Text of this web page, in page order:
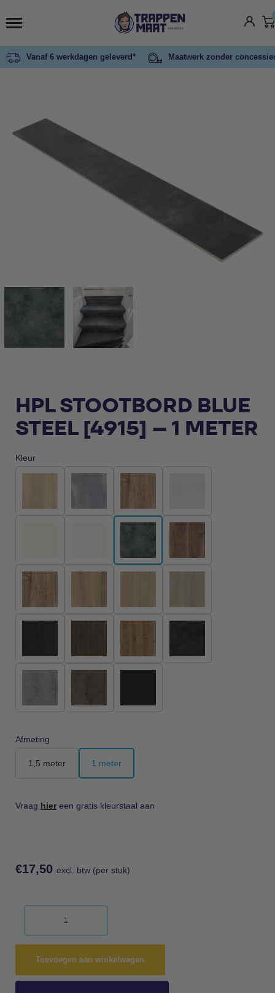
Vanaf 6 werkdagen geleverd* Maatwerk zonder
HPL STOOTBORD BLUE
STEEL [4915] – 1 METER
Kleur
Afmeting
1,5 meter 1 meter
Vraag hier een gratis kleurstaal aan
€17,50 excl. btw (per stuk)
Toevoegen aan winkelwagen